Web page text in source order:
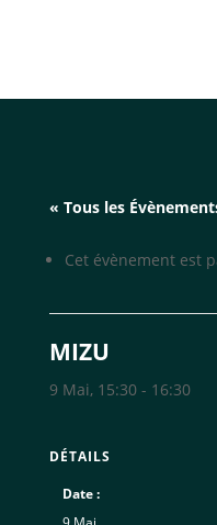
« Tous les
Cet évènement est
MIZU
9 Mai, 15:30- 16:30
DÉTAILS
Date :